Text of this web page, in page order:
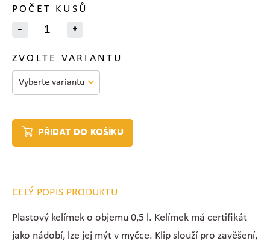
POČET KUSŮ
-
+
ZVOLTE VARIANTU
PŘIDAT DO KOŠÍKU
CELÝ POPIS PRODUKTU
Plastový kelímek o objemu 0,5 l. Kelímek má certifikát
jako nádobí, lze jej mýt v myčce. Klip slouží pro zavěšení,